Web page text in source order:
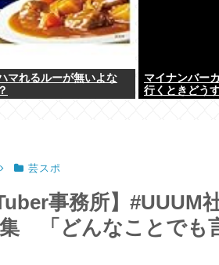
マれるルーが無いよな
マイナンバー
行くときどう
芸スポ
事務所】#UUUM
「どんなことでも